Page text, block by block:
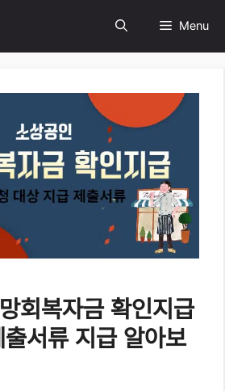
Menu
회복자금 확인지급
서류 지급 알아보